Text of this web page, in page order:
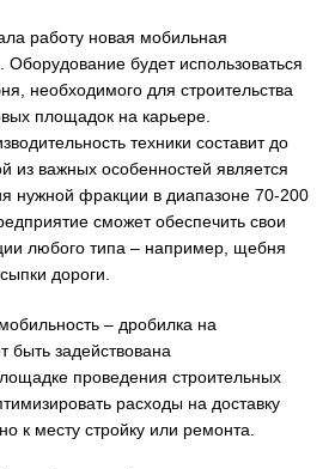
работу новая мобильная
Оборудование будет использоваться
необходимого для строительства
площадок на карьере.
техники составит до
из важных особенностей является
нужной фракции в диапазоне 70-200
сможет обеспечить свои
любого типа – например, щебня
дороги.
– дробилка на
быть задействована
проведения строительных
расходы на доставку
к месту стройку или ремонта.